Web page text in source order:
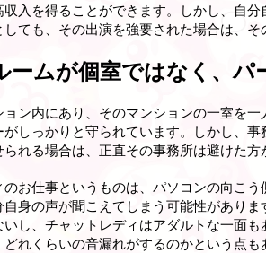
収入を得ることができます。しかし、自
ても、その出演を強要された場合は、
ームが個室ではなく、
ン内にあり、そのマンションの一室を
がしっかりと守られています。しかし、
れる場合は、正直その事務所は避けた方
お仕事というものは、パソコンの向こ
身の声が聞こえてしまう可能性があり
いし、チャットレディはアダルトな一面
どれくらいの音漏れがするのかという点も